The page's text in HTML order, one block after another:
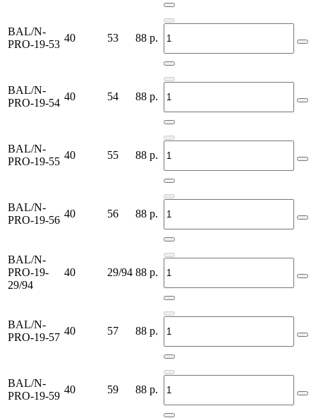
BAL/N-
PRO-19-53
40 53 88 р.
BAL/N-
PRO-19-54
40 54 88 р.
BAL/N-
PRO-19-55
40 55 88 р.
BAL/N-
PRO-19-56
40 56 88 р.
BAL/N-
PRO-19-
29/94
40 29/94 88 р.
BAL/N-
PRO-19-57
40 57 88 р.
BAL/N-
PRO-19-59
40 59 88 р.